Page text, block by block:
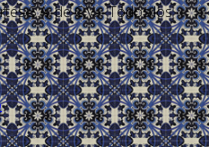
S.A. de C.V. - Todos los